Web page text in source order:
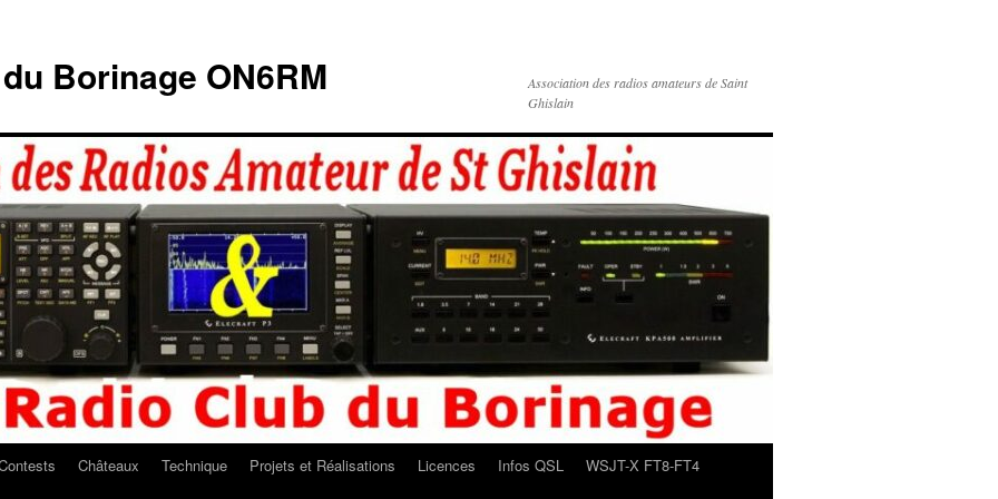
Borinage ON6RM
Association des radios amateurs de Saint
Ghislain
Châteaux Technique Projets et Réalisations Licences Infos QSL
WSJT-X FT8-FT4